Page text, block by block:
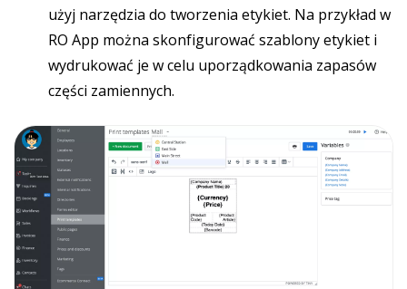
użyj narzędzia do tworzenia etykiet. Na przykład w
RO App można skonfigurować szablony etykiet i
wydrukować je w celu uporządkowania zapasów
części zamiennych.